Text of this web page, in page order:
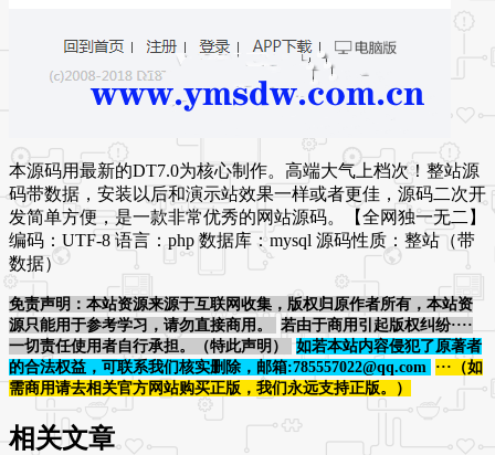
本源码用最新的DT7.0为核心制作。高端大气上档次！整站源
码带数据，安装以后和演示站效果一样或者更佳，源码二次开
发简单方便，是一款非常优秀的网站源码。【全网独一无二】
编码：UTF-8 语言：php 数据库：mysql 源码性质：整站（带
数据）
免责声明：本站资源来源于互联网收集，版权归原作者所有，本站资
源只能用于参考学习，请勿直接商用。
若由于商用引起版权纠纷····
一切责任使用者自行承担。（特此声明）
如若本站内容侵犯了原著者
的合法权益，可联系我们核实删除，邮箱:785557022@qq.com
···（如
需商用请去相关官方网站购买正版，我们永远支持正版。）
相关文章